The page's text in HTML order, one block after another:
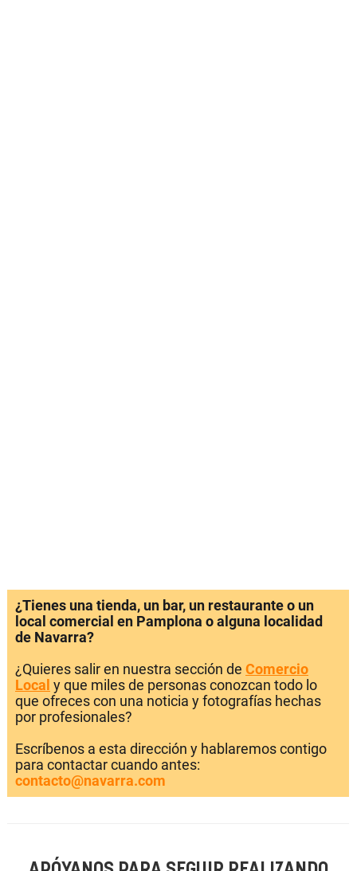
¿Tienes una tienda, un bar, un restaurante o un
local comercial en Pamplona o alguna localidad
de Navarra?
¿Quieres salir en nuestra sección de Comercio
Local y que miles de personas conozcan todo lo
que ofreces con una noticia y fotografías hechas
por profesionales?
Escríbenos a esta dirección y hablaremos contigo
para contactar cuando antes:
contacto@navarra.com